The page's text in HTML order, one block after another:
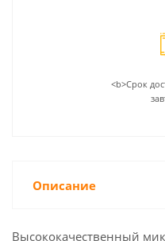
<b>Срок
Описание
Высококачественный